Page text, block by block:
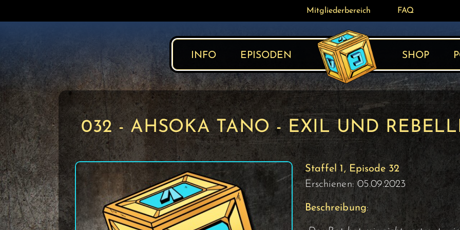
Mitgliederbereich FAQ
Mitgliederbereich FAQ
INFO EPISODEN SHOP
032 - AHSOKA TANO - EXIL UND
Staffel 1, Episode 32
Erschienen: 05.09.2023
Beschreibung: